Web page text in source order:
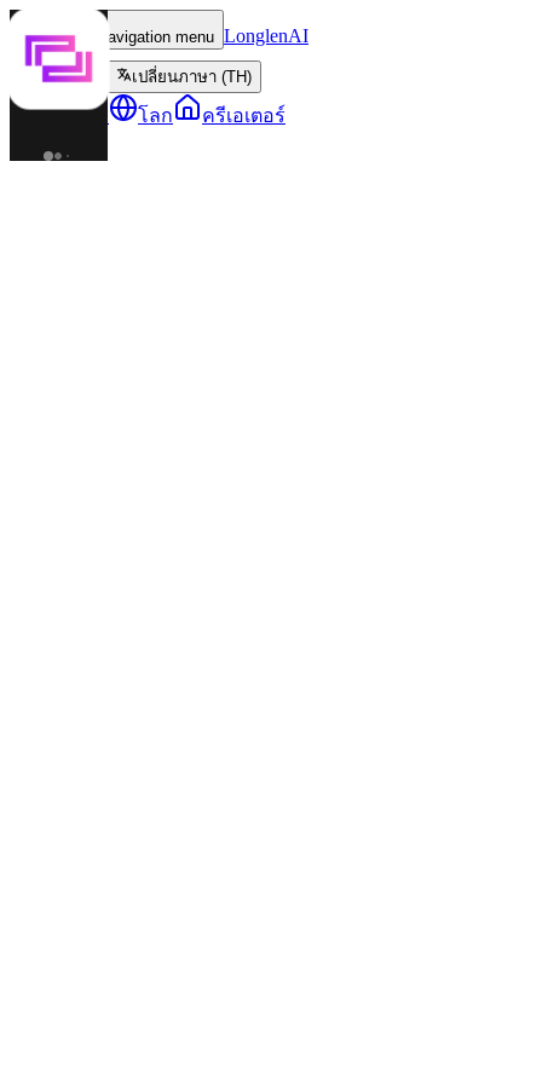
Toggle navigation menu LonglenAI
เปลี่ยนภาษา (TH)
ตัวละคร โลก ครีเอเตอร์